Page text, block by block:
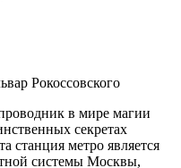
Рокоссовского
в мире магии
секретах
станция метро является
системы Москвы,